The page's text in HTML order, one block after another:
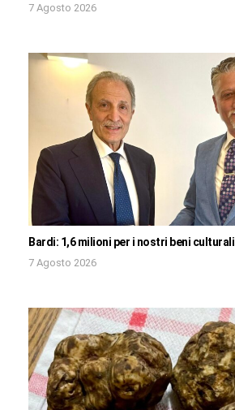
7 Agosto 2026
Bardi: 1,6 milioni per i nostri beni culturali
7 Agosto 2026